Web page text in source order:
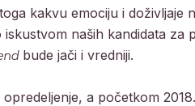
kakvu emociju i doživljaje
naših kandidata za
bude jači i vredniji.
a početkom